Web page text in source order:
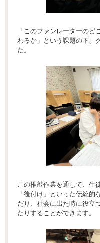
「このファンレーターの
わるか」という課題の下、
た。
この推敲作業を通して、生
「後付け」といった伝統
だり、社会に出た時に役立
たりすることができます。